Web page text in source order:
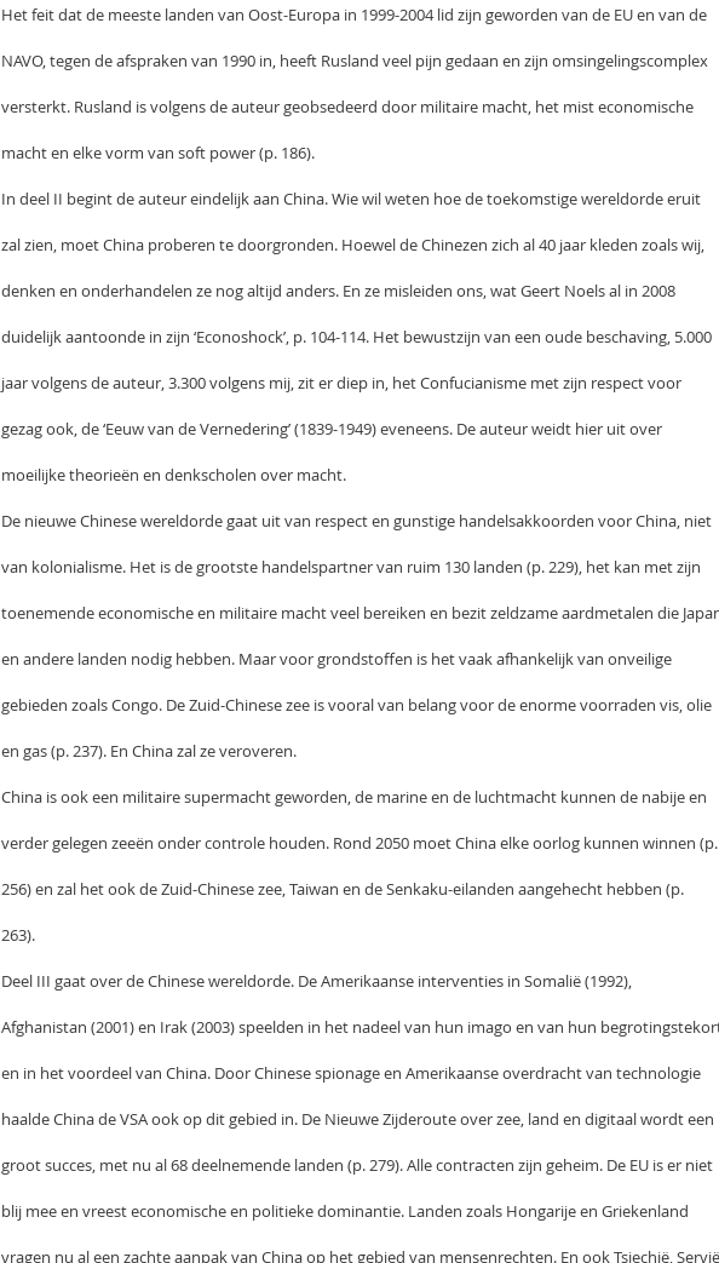
Het feit dat de meeste landen van Oost-Europa in 1999-2004 lid zijn geworden van de EU en van de
NAVO, tegen de afspraken van 1990 in, heeft Rusland veel pijn gedaan en zijn omsingelingscomplex
versterkt. Rusland is volgens de auteur geobsedeerd door militaire macht, het mist economische
macht en elke vorm van soft power (p. 186).
In deel II begint de auteur eindelijk aan China. Wie wil weten hoe de toekomstige wereldorde eruit
zal zien, moet China proberen te doorgronden. Hoewel de Chinezen zich al 40 jaar kleden zoals wij,
denken en onderhandelen ze nog altijd anders. En ze misleiden ons, wat Geert Noels al in 2008
duidelijk aantoonde in zijn ‘Econoshock’, p. 104-114. Het bewustzijn van een oude beschaving, 5.000
jaar volgens de auteur, 3.300 volgens mij, zit er diep in, het Confucianisme met zijn respect voor
gezag ook, de ‘Eeuw van de Vernedering’ (1839-1949) eveneens. De auteur weidt hier uit over
moeilijke theorieën en denkscholen over macht.
De nieuwe Chinese wereldorde gaat uit van respect en gunstige handelsakkoorden voor China, niet
van kolonialisme. Het is de grootste handelspartner van ruim 130 landen (p. 229), het kan met zijn
toenemende economische en militaire macht veel bereiken en bezit zeldzame aardmetalen die
en andere landen nodig hebben. Maar voor grondstoffen is het vaak afhankelijk van onveilige
gebieden zoals Congo. De Zuid-Chinese zee is vooral van belang voor de enorme voorraden vis, olie
en gas (p. 237). En China zal ze veroveren.
China is ook een militaire supermacht geworden, de marine en de luchtmacht kunnen de nabije en
verder gelegen zeeën onder controle houden. Rond 2050 moet China elke oorlog kunnen winnen (p.
256) en zal het ook de Zuid-Chinese zee, Taiwan en de Senkaku-eilanden aangehecht hebben (p.
263).
Deel III gaat over de Chinese wereldorde. De Amerikaanse interventies in Somalië (1992),
Afghanistan (2001) en Irak (2003) speelden in het nadeel van hun imago en van hun
en in het voordeel van China. Door Chinese spionage en Amerikaanse overdracht van technologie
haalde China de VSA ook op dit gebied in. De Nieuwe Zijderoute over zee, land en digitaal wordt een
groot succes, met nu al 68 deelnemende landen (p. 279). Alle contracten zijn geheim. De EU is er niet
blij mee en vreest economische en politieke dominantie. Landen zoals Hongarije en Griekenland
vragen nu al een zachte aanpak van China op het gebied van mensenrechten. En ook Tsjechië,